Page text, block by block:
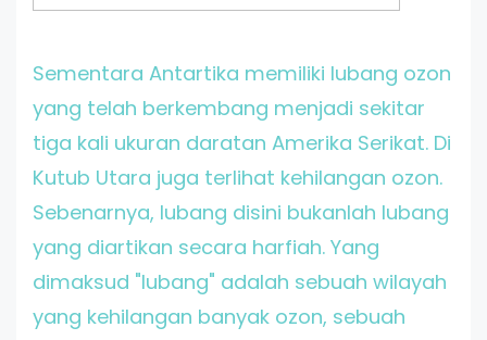
Sementara Antartika memiliki lubang ozon
yang telah berkembang menjadi sekitar
tiga kali ukuran daratan Amerika Serikat. Di
Kutub Utara juga terlihat kehilangan ozon.
Sebenarnya, lubang disini bukanlah lubang
yang diartikan secara harfiah. Yang
dimaksud "lubang" adalah sebuah wilayah
yang kehilangan banyak ozon, sebuah